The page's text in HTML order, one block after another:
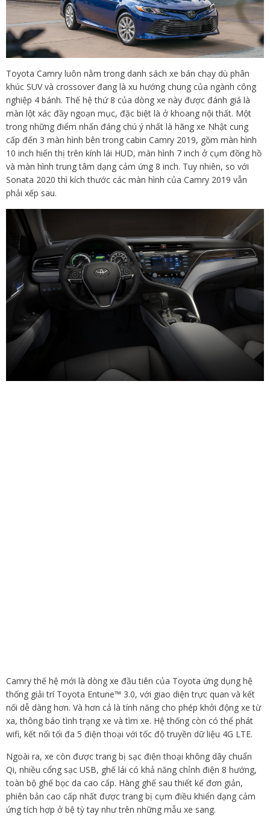
Toyota Camry luôn nằm trong danh sách xe bán chạy dù phân
khúc SUV và crossover đang là xu hướng chung của ngành công
nghiệp 4 bánh. Thế hệ thứ 8 của dòng xe này được đánh giá là
màn lột xác đầy ngoạn mục, đặc biệt là ở khoang nội thất. Một
trong những điểm nhấn đáng chú ý nhất là hãng xe Nhật cung
cấp đến 3 màn hình bên trong cabin Camry 2019, gồm màn hình
10 inch hiển thị trên kính lái HUD, màn hình 7 inch ở cụm đồng hồ
và màn hình trung tâm dạng cảm ứng 8 inch. Tuy nhiên, so với
Sonata 2020 thì kích thước các màn hình của Camry 2019 vẫn
phải xếp sau.
Camry thế hệ mới là dòng xe đầu tiên của Toyota ứng dụng hệ
thống giải trí Toyota Entune™ 3.0, với giao diện trực quan và kết
nối dễ dàng hơn. Và hơn cả là tính năng cho phép khởi động xe từ
xa, thông báo tình trạng xe và tìm xe. Hệ thống còn có thể phát
wifi, kết nối tối đa 5 điện thoại với tốc độ truyền dữ liệu 4G LTE.
Ngoài ra, xe còn được trang bị sạc điện thoại không dây chuẩn
Qi, nhiều cổng sạc USB, ghế lái có khả năng chỉnh điện 8 hướng,
toàn bộ ghế bọc da cao cấp. Hàng ghế sau thiết kế đơn giản,
phiên bản cao cấp nhất được trang bị cụm điều khiển dạng cảm
ứng tích hợp ở bệ tỳ tay như trên những mẫu xe sang.